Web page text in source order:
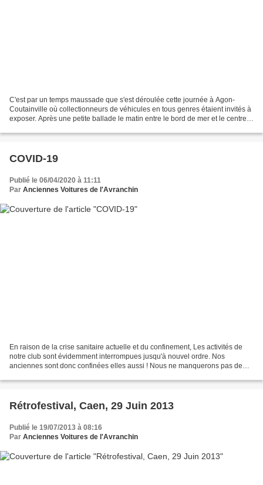
C'est par un temps maussade que s'est déroulée cette journée à Agon-
Coutainville où collectionneurs de véhicules en tous genres étaient invités à
exposer. Après une petite ballade le matin entre le bord de mer et le centre
COVID-19
Publié le 06/04/2020 à 11:11
Par Anciennes Voitures de l'Avranchin
En raison de la crise sanitaire actuelle et du confinement, Les activités de
notre club sont évidemment interrompues jusqu'à nouvel ordre. Nos
anciennes sont donc confinées elles aussi ! Nous ne manquerons pas de
Rétrofestival, Caen, 29 Juin 2013
Publié le 19/07/2013 à 08:16
Par Anciennes Voitures de l'Avranchin